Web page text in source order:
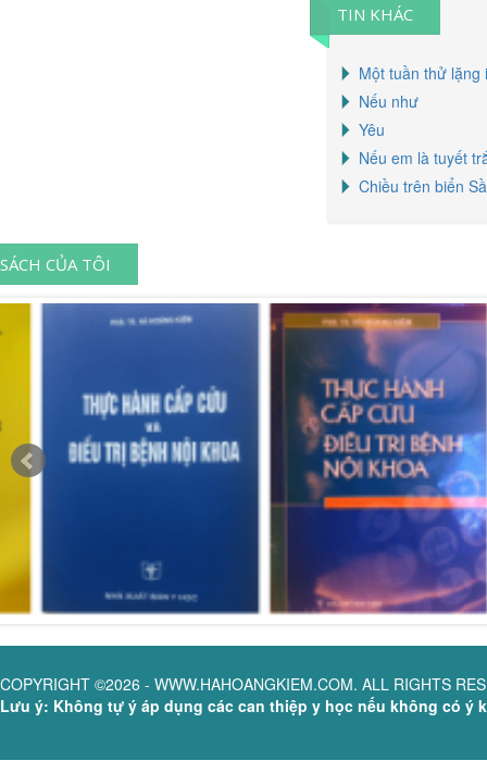
TIN KHÁC
Một tuần thử lặng
Nếu như
Yêu
Nếu em là tuyết
Chiều trên biển
SÁCH CỦA TÔI
COPYRIGHT ©2026 - WWW.HAHOANGKIEM.COM. ALL RIGHTS
Lưu ý: Không tự ý áp dụng các can thiệp y học nếu không có ý